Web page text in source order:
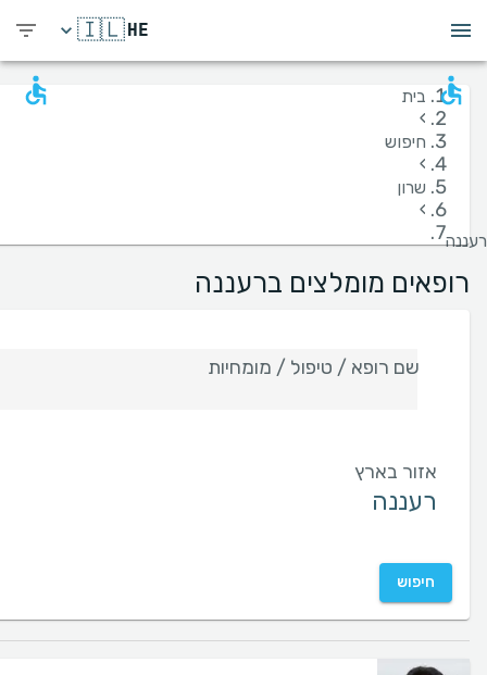
HE
🇮🇱
בית
›
חיפוש
›
שרון
›
רעננה
רופאים מומלצים ברעננה
שם רופא / טיפול / מומחיות
אזור בארץ
חיפוש